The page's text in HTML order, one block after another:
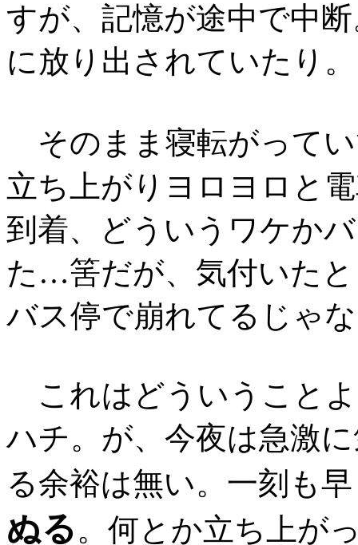
すが、記憶が途中で中
に放り出されていたり。
そのまま寝転がって
立ち上がりヨロヨロと
到着、どういうワケか
た…筈だが、気付いた
バス停で崩れてるじゃ
これはどういうこと
ハチ。が、今夜は急激
る余裕は無い。一刻も
ぬる 。何とか立ち上が